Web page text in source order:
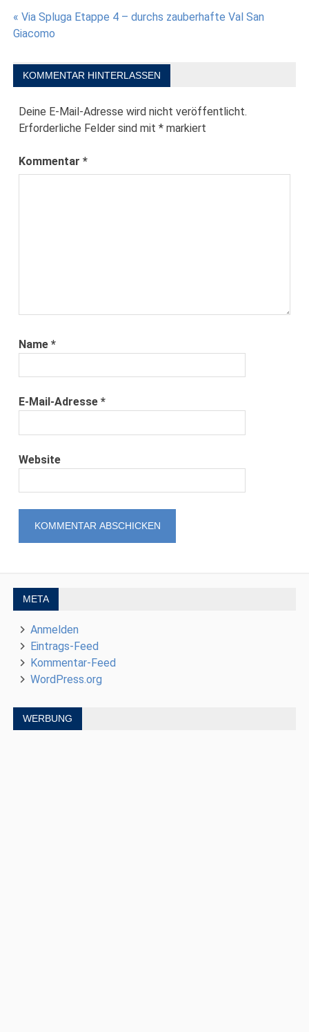
Beitragsnavigation
« Via Spluga Etappe 4 – durchs zauberhafte Val San
Giacomo
KOMMENTAR HINTERLASSEN
Deine E-Mail-Adresse wird nicht veröffentlicht.
Erforderliche Felder sind mit* markiert
Kommentar*
Name*
E-Mail-Adresse*
Website
META
Anmelden
Eintrags-Feed
Kommentar-Feed
WordPress.org
WERBUNG